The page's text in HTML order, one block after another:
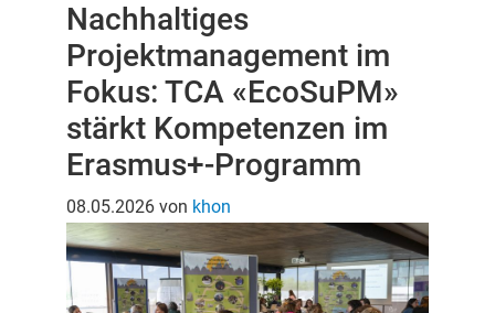
Nachhaltiges
Projektmanagement im
Fokus: TCA «EcoSuPM»
stärkt Kompetenzen im
Erasmus+-Programm
08.05.2026 von khon